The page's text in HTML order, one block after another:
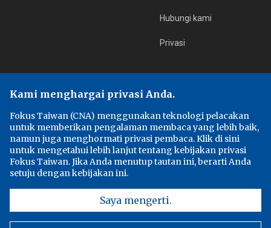
Hubungi kami
Privasi
中央通訊社
Focus Taiwan
フォーカス台湾
Facebook
Kami menghargai privasi Anda.
Fokus Taiwan (CNA) menggunakan teknologi pelacakan
untuk memberikan pengalaman membaca yang lebih baik,
namun juga menghormati privasi pembaca. Klik di sini
untuk mengetahui lebih lanjut tentang kebijakan privasi
Fokus Taiwan. Jika Anda menutup tautan ini, berarti Anda
setuju dengan kebijakan ini.
Saya mengerti.